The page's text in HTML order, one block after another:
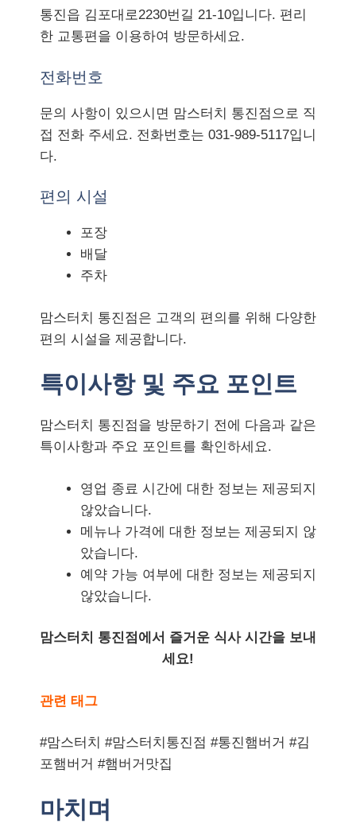
통진읍 김포대로2230번길 21-10입니다. 편리
한 교통편을 이용하여 방문하세요.
전화번호
문의 사항이 있으시면 맘스터치 통진점으로 직
접 전화 주세요. 전화번호는 031-989-5117입니
다.
편의 시설
포장
배달
주차
맘스터치 통진점은 고객의 편의를 위해 다양한
편의 시설을 제공합니다.
특이사항 및 주요 포인트
맘스터치 통진점을 방문하기 전에 다음과 같은
특이사항과 주요 포인트를 확인하세요.
영업 종료 시간에 대한 정보는 제공되지
않았습니다.
메뉴나 가격에 대한 정보는 제공되지 않
았습니다.
예약 가능 여부에 대한 정보는 제공되지
않았습니다.
맘스터치 통진점에서 즐거운 식사 시간을 보내
세요!
관련 태그
#맘스터치 #맘스터치통진점 #통진햄버거 #김
포햄버거 #햄버거맛집
마치며